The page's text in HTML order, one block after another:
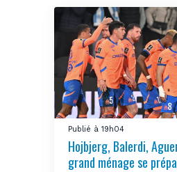
Publié à 19h04
Hojbjerg, Balerdi,
grand ménage se